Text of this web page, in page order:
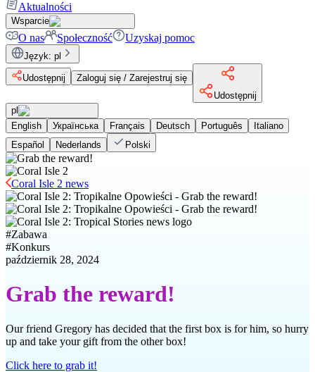
Aktualności
Wsparcie
O nas Społeczność Uzyskaj pomoc
Język: pl
Udostępnij
Zaloguj się / Zarejestruj się
Udostępnij
pl
English
Українська Français Deutsch Português
Italiano
Español
Nederlands Polski
Coral Isle 2 news
#Zabawa
#Konkurs
październik 28, 2024
Grab the reward!
Our friend Gregory has decided that the first box is for him, so hurry
up and take your gift from the other box!
Click here to grab it!